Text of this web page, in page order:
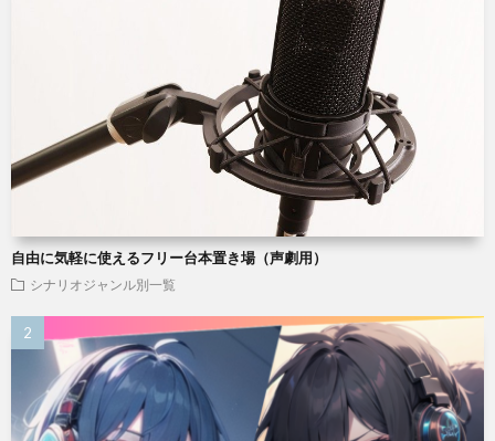
自由に気軽に使えるフリー台本置き場（声劇用）
シナリオジャンル別一覧